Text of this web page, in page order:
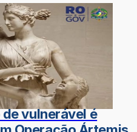
vulnerável é